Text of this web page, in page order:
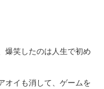
爆笑したのは人生で初め
オイも消して、ゲームを